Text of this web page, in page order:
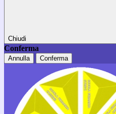
Chiudi
Conferma
Annulla Conferma